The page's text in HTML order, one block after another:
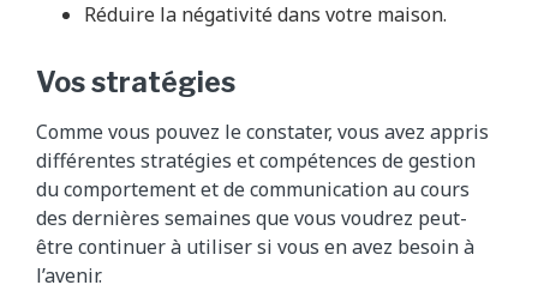
Réduire la négativité dans votre maison.
Vos stratégies
Comme vous pouvez le constater, vous avez appris
différentes stratégies et compétences de gestion
du comportement et de communication au cours
des dernières semaines que vous voudrez peut-
être continuer à utiliser si vous en avez besoin à
l’avenir.